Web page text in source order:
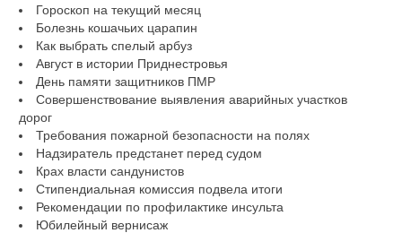
Гороскоп на текущий месяц
Болезнь кошачьих царапин
Как выбрать спелый арбуз
Август в истории Приднестровья
День памяти защитников ПМР
Совершенствование выявления аварийных участков
дорог
Требования пожарной безопасности на полях
Надзиратель предстанет перед судом
Крах власти сандунистов
Стипендиальная комиссия подвела итоги
Рекомендации по профилактике инсульта
Юбилейный вернисаж